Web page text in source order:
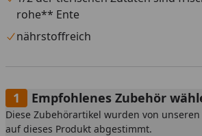
rohe** Ente
nährstoffreich
Empfohlenes Zubehör
Diese Zubehörartikel wurden von
auf dieses Produkt abgestimmt.